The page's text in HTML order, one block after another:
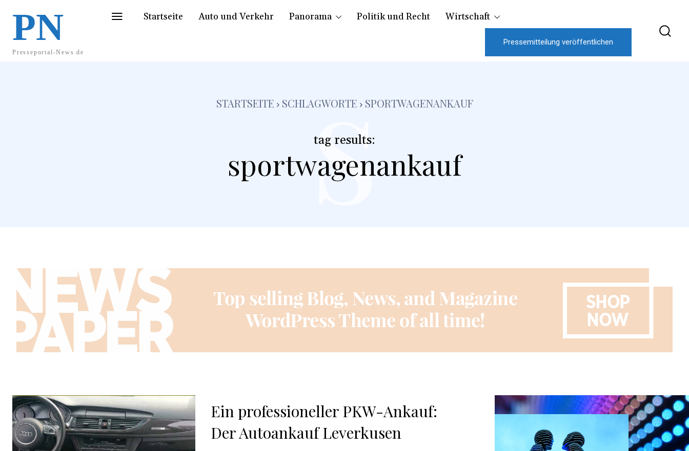
PN
Presseportal-News.de
Startseite Auto und Verkehr Panorama Politik und Recht Wirtschaft
Pressemitteilung veröffentlichen
STARTSEITE SCHLAGWORTE SPORTWAGENANKAUF
tag results:
sportwagenankauf
s
Ein professioneller PKW-Ankauf:
Der Autoankauf Leverkusen